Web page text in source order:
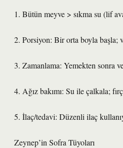
1. Bütün meyve > sıkma su (lif
2. Porsiyon: Bir orta boyla başla;
3. Zamanlama: Yemekten sonra
4. Ağız bakımı: Su ile çalkala;
5. İlaç/tedavi: Düzenli ilaç
Zeynep’in Sofra Tüyoları